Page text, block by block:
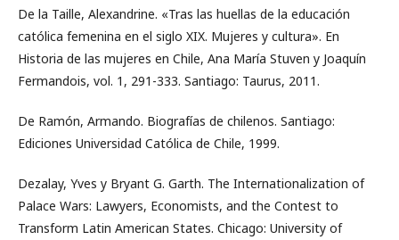
De la Taille, Alexandrine. «Tras las huellas de la educación
católica femenina en el siglo XIX. Mujeres y cultura». En
Historia de las mujeres en Chile, Ana María Stuven y Joaquín
Fermandois, vol. 1, 291-333. Santiago: Taurus, 2011.
De Ramón, Armando. Biografías de chilenos. Santiago:
Ediciones Universidad Católica de Chile, 1999.
Dezalay, Yves y Bryant G. Garth. The Internationalization of
Palace Wars: Lawyers, Economists, and the Contest to
Transform Latin American States. Chicago: University of